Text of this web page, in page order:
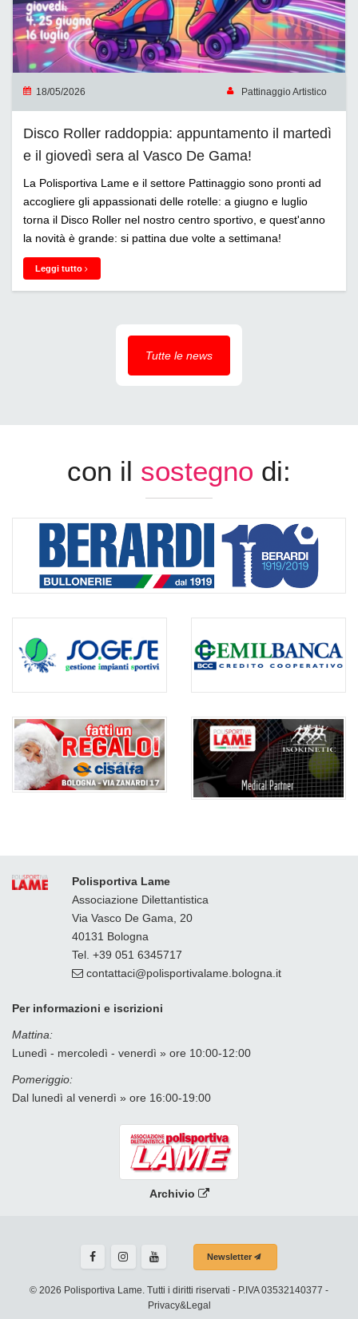
18/05/2026 Pattinaggio Artistico
Disco Roller raddoppia: appuntamento il martedì
e il giovedì sera al Vasco De Gama!
La Polisportiva Lame e il settore Pattinaggio sono pronti ad
accogliere gli appassionati delle rotelle: a giugno e luglio
torna il Disco Roller nel nostro centro sportivo, e quest'anno
la novità è grande: si pattina due volte a settimana!
Leggi tutto
Tutte le news
con il sostegno di:
Polisportiva Lame
Associazione Dilettantistica
Via Vasco De Gama, 20
40131 Bologna
Tel. +39 051 6345717
contattaci
polisportivalame.bologna it
Per informazioni e iscrizioni
Mattina:
Lunedì - mercoledì - venerdì » ore 10:00-12:00
Pomeriggio:
Dal lunedì al venerdì » ore 16:00-19:00
Archivio
Newsletter
© 2026 Polisportiva Lame. Tutti i diritti riservati - P.IVA 03532140377 -
Privacy&Legal